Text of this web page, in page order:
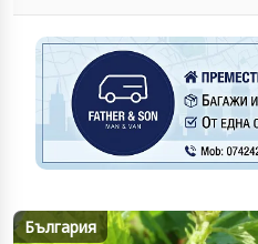
България